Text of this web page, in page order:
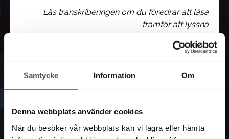
Samtycke Information Om
Denna webbplats använder cookies
När du besöker vår webbplats kan vi lagra eller hämta
Läs transkriberingen om du föredrar att läsa
framför att lyssna
och kommer att göra mig besviken, så
personer för att bekräfta min bild, säger Liria. Men
hamna i fällan att ”jag borde lita på den och den.”
Enligt Liria ska man inte känna några sådana krav.
Med just dina erfarenheter kan det vara klokt att